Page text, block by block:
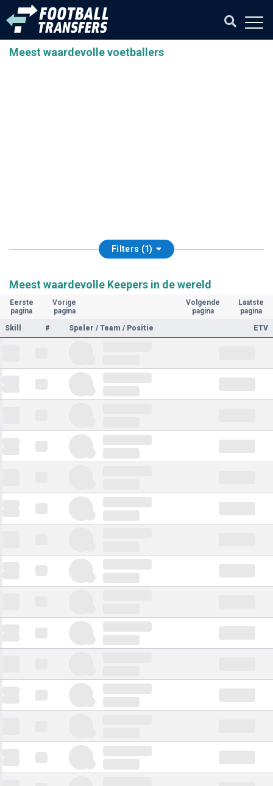
Meest waardevolle voetballers
Filters (1)
Meest waardevolle Keepers in de wereld
Eerste
pagina
Vorige
pagina
Volgende
pagina
Laatste
pagina
Skill
# Speler / Team / Positie ETV